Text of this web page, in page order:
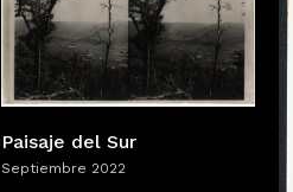
Paisaje del Sur
Septiembre 2022